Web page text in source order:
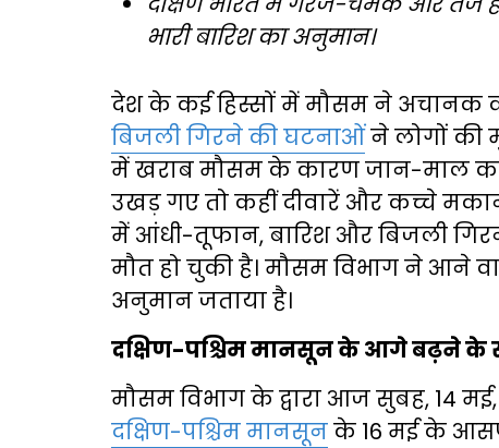
भारी बारिश का अनुमान।
देश के कई हिस्सों में मौसम ने अचानक
बिजली गिरने की घटनाओंने लोगों की
में खराब मौसम के कारण जान-माल
उखड़ गए तो कहीं दीवारें और कच्चे
में आंधी-तूफान, बारिश और बिजली
मौत हो चुकी है। मौसम विभाग ने आने
अनुमान जताया है।
दक्षिण-पश्चिम मानसून के आगे बढ़ने
मौसम विभाग के द्वारा आज सुबह, 14
दक्षिण-पश्चिम मानसूनके 16 मई के